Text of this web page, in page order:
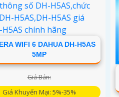
WIFI 6 DAHUA DH-H5AS
5MP
Giá Bán:
Giá Khuyến Mại: 5%-35%